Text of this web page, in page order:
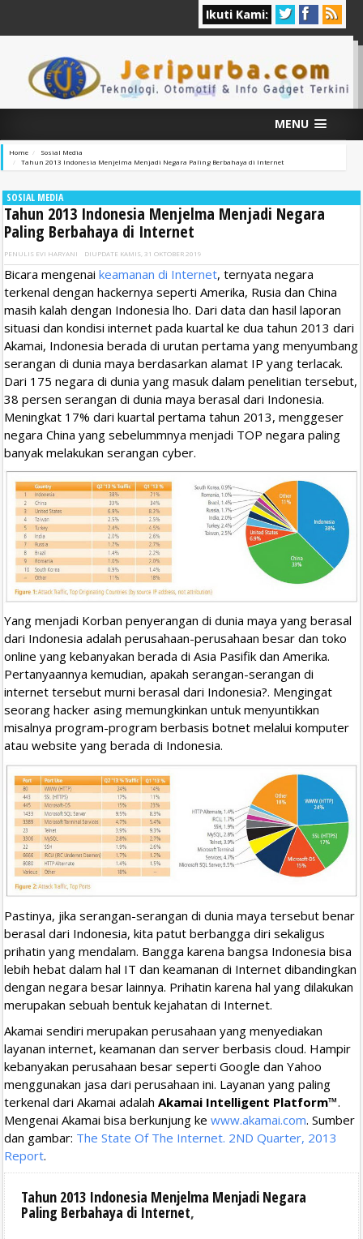
Ikuti Kami:
MENU
Home
Sosial Media
Tahun 2013 Indonesia Menjelma Menjadi Negara Paling Berbahaya di Internet
SOSIAL MEDIA
Tahun 2013 Indonesia Menjelma Menjadi Negara
Paling Berbahaya di Internet
PENULIS EVI HARYANI DIUPDATE KAMIS, 31 OKTOBER 2019
Bicara mengenai keamanan di Internet, ternyata negara
terkenal dengan hackernya seperti Amerika, Rusia dan China
masih kalah dengan Indonesia lho. Dari data dan hasil laporan
situasi dan kondisi internet pada kuartal ke dua tahun 2013 dari
Akamai, Indonesia berada di urutan pertama yang menyumbang
serangan di dunia maya berdasarkan alamat IP yang terlacak.
Dari 175 negara di dunia yang masuk dalam penelitian tersebut,
38 persen serangan di dunia maya berasal dari Indonesia.
Meningkat 17% dari kuartal pertama tahun 2013, menggeser
negara China yang sebelummnya menjadi TOP negara paling
banyak melakukan serangan cyber.
Yang menjadi Korban penyerangan di dunia maya yang berasal
dari Indonesia adalah perusahaan-perusahaan besar dan toko
online yang kebanyakan berada di Asia Pasifik dan Amerika.
Pertanyaannya kemudian, apakah serangan-serangan di
internet tersebut murni berasal dari Indonesia?. Mengingat
seorang hacker asing memungkinkan untuk menyuntikkan
misalnya program-program berbasis botnet melalui komputer
atau website yang berada di Indonesia.
Pastinya, jika serangan-serangan di dunia maya tersebut benar
berasal dari Indonesia, kita patut berbangga diri sekaligus
prihatin yang mendalam. Bangga karena bangsa Indonesia bisa
lebih hebat dalam hal IT dan keamanan di Internet dibandingkan
dengan negara besar lainnya. Prihatin karena hal yang dilakukan
merupakan sebuah bentuk kejahatan di Internet.
Akamai sendiri merupakan perusahaan yang menyediakan
layanan internet, keamanan dan server berbasis cloud. Hampir
kebanyakan perusahaan besar seperti Google dan Yahoo
menggunakan jasa dari perusahaan ini. Layanan yang paling
terkenal dari Akamai adalah Akamai Intelligent Platform™.
Mengenai Akamai bisa berkunjung ke www.akamai.com. Sumber
dan gambar: The State Of The Internet. 2ND Quarter, 2013
Report.
Tahun 2013 Indonesia Menjelma Menjadi Negara
Paling Berbahaya di Internet,